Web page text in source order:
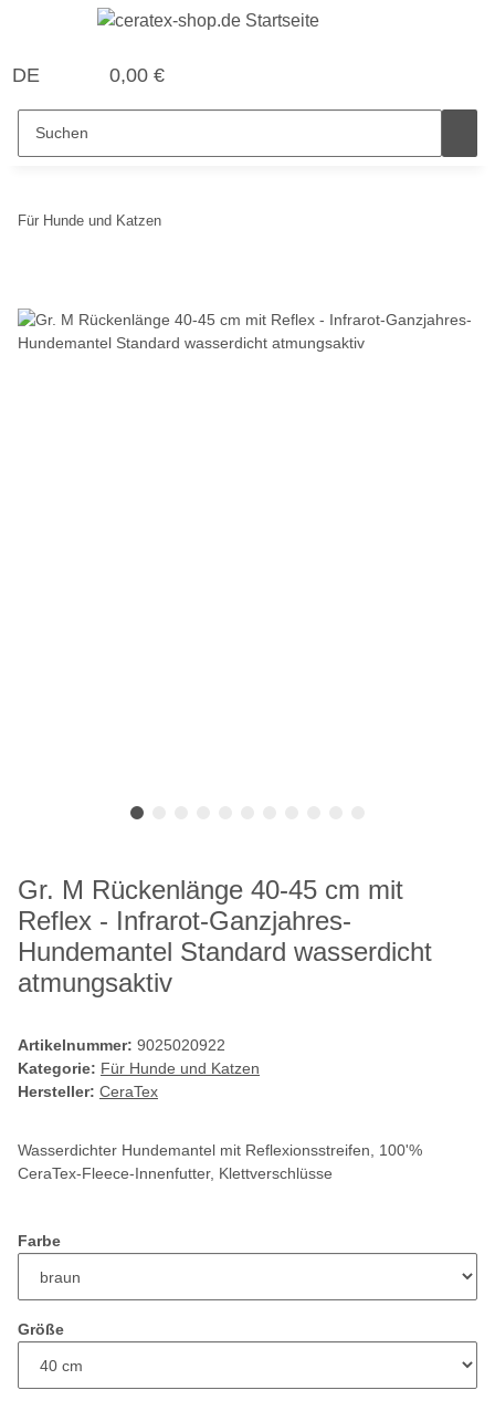
DE 0,00 €
Für Hunde und Katzen
Gr. M Rückenlänge 40-45 cm mit
Reflex - Infrarot-Ganzjahres-
Hundemantel Standard wasserdicht
atmungsaktiv
Artikelnummer: 9025020922
Kategorie: Für Hunde und Katzen
Hersteller: CeraTex
Wasserdichter Hundemantel mit Reflexionsstreifen, 100'%
CeraTex-Fleece-Innenfutter, Klettverschlüsse
Farbe
Größe